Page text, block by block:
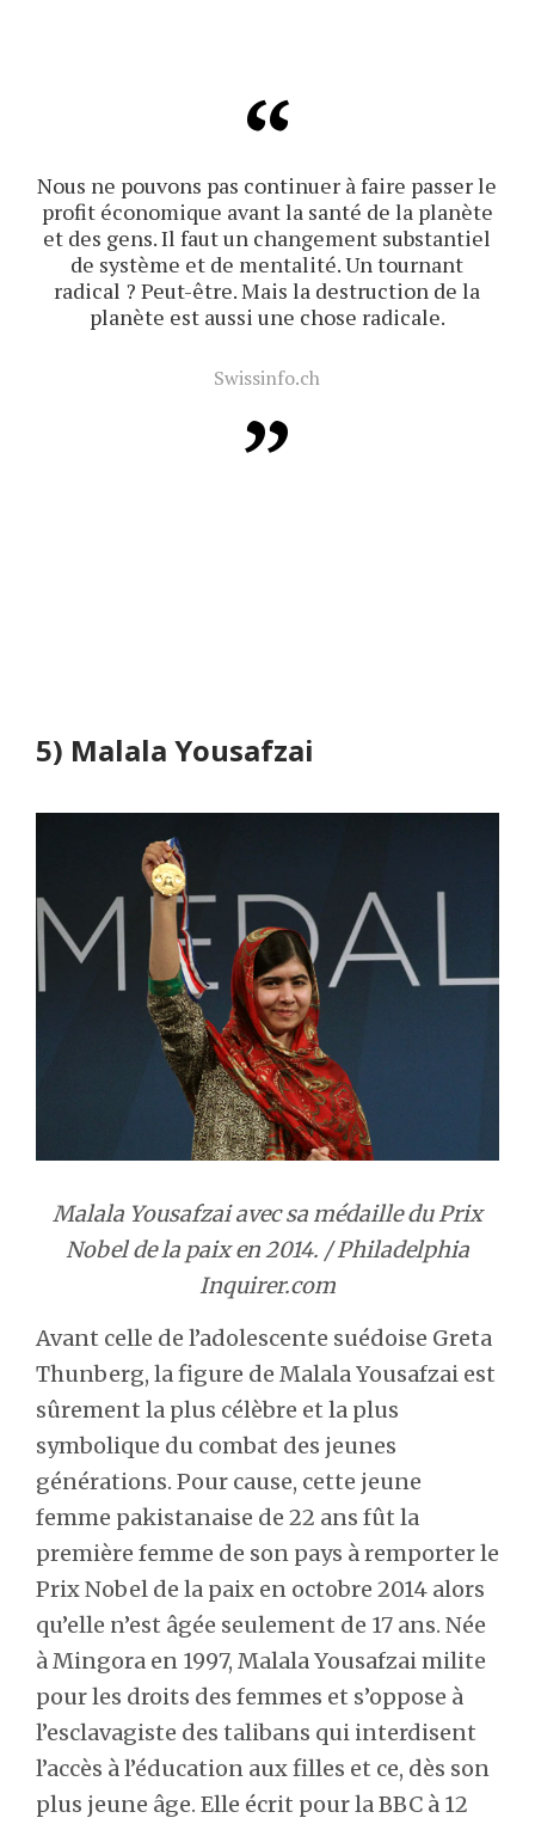
Nous ne pouvons pas continuer à faire passer le
profit économique avant la santé de la planète
et des gens. Il faut un changement substantiel
de système et de mentalité. Un tournant
radical ? Peut-être. Mais la destruction de la
planète est aussi une chose radicale.
Swissinfo.ch
5) Malala Yousafzai
Malala Yousafzai avec sa médaille du Prix
Nobel de la paix en 2014. / Philadelphia
Inquirer.com
Avant celle de l’adolescente suédoise Greta
Thunberg, la figure de Malala Yousafzai est
sûrement la plus célèbre et la plus
symbolique du combat des jeunes
générations. Pour cause, cette jeune
femme pakistanaise de 22 ans fût la
première femme de son pays à remporter le
Prix Nobel de la paix en octobre 2014 alors
qu’elle n’est âgée seulement de 17 ans. Née
à Mingora en 1997, Malala Yousafzai milite
pour les droits des femmes et s’oppose à
l’esclavagiste des talibans qui interdisent
l’accès à l’éducation aux filles et ce, dès son
plus jeune âge. Elle écrit pour la BBC à 12